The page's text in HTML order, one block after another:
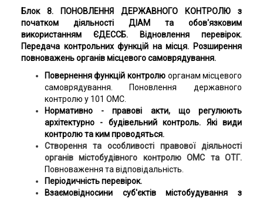
Блок 8. ПОНОВЛЕННЯ ДЕРЖАВНОГО КОНТРОЛЮ з
початком діяльності ДІАМ та обов'язковим
використанням ЄДЕССБ. Відновлення перевірок.
Передача контрольних функцій на місця. Розширення
повноважень органів місцевого самоврядування.
Повернення функцій контролюорганам місцевого
самоврядування. Поновлення державного
контролю у 101 ОМС.
Нормативно - правові акти, що регулюють
архітектурно - будівельний контроль. Які види
контролю та ким проводяться.
Створення та особливості правової діяльності
органів містобудівного контролю ОМС та ОТГ.
Повноваження та відповідальність.
Періодичність перевірок.
Взаємовідносини суб'єктів містобудування з